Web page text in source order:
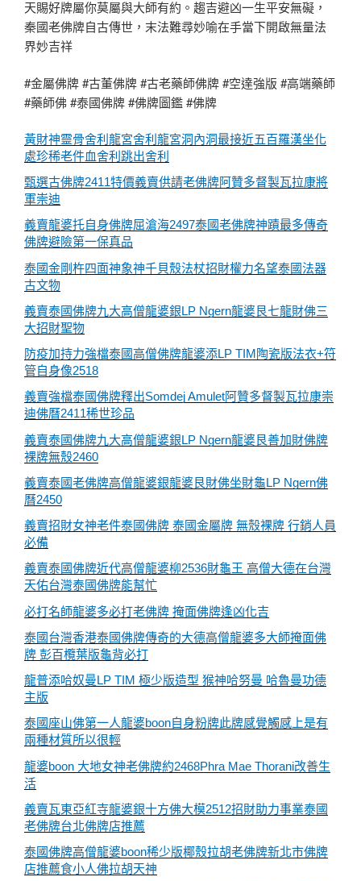
天賜好牌屬你莫屬與大師有約。趨吉避凶一生平安無礙，
秦國老佛牌自古傳世，末法難尋妙喻在手當下開啟無量法
界妙吉祥
#金屬佛牌 #古董佛牌 #古老藥師佛牌 #空達強版 #高端藥師
#藥師佛 #泰國佛牌 #佛牌圖鑑 #佛牌
黃財神靈骨舍利龍宮舍利龍宮洞內洞最接近五百羅漢坐化
處珍稀老件血舍利跳出舍利
甄選古佛牌2411特價義賣供請老佛牌阿贊多督製瓦拉康將
軍崇迪
義賣龍婆托自身佛牌屈滄海2497泰國老佛牌神蹟最多傳奇
佛牌避險第一保真品
泰國金剛杵四面神象神千貝殼法杖招財權力名望泰國法器
古文物
義賣泰國佛牌九大高僧龍婆銀LP Ngern龍婆艮七龍財佛三
大招財聖物
防疫加持力強檔泰國高僧佛牌龍婆添LP TIM陶瓷版法衣+符
管自身像2518
義賣強檔泰國佛牌釋出Somdej Amulet阿贊多督製瓦拉康崇
迪佛曆2411稀世珍品
義賣泰國佛牌九大高僧龍婆銀LP Ngern龍婆艮善加財佛牌
裸牌無殼2460
義賣泰國老佛牌高僧龍婆銀龍婆艮財佛坐財龜LP Ngern佛
曆2450
義賣招財女神老件泰國佛牌 泰國金屬牌 無殼裸牌 行銷人員
必備
義賣泰國佛牌近代高僧龍婆柳2536財龜王 高僧大德在台灣
天佑台灣泰國佛牌能幫忙
必打名師龍婆多必打老佛牌 掩面佛牌逢凶化吉
泰國台灣香港泰國佛牌傳奇的大德高僧龍婆多大師掩面佛
牌 彭百欖葉版龜背必打
龍普添哈奴曼LP TIM 極少版造型 猴神哈努曼 哈魯曼功德
主版
泰國座山佛第一人龍婆boon自身粉牌此牌感覺觸感上是有
兩種材質所以很輕
龍婆boon 大地女神老佛牌約2468Phra Mae Thorani改善生
活
義賣瓦東亞紅寺龍婆銀十方佛大模2512招財助力事業泰國
老佛牌台北佛牌店推薦
泰國佛牌高僧龍婆boon稀少版椰殼拉胡老佛牌新北市佛牌
店推薦食小人佛拉胡天神